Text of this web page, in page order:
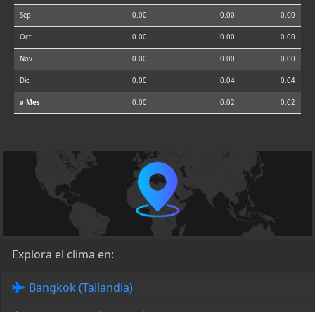
Sep 0.00 0.00 0.00
Oct 0.00 0.00 0.00
Nov 0.00 0.00 0.00
Dic 0.00 0.04 0.04
⌀ Mes 0.00 0.02 0.02
Explora el clima en:
Bangkok (Tailandia)